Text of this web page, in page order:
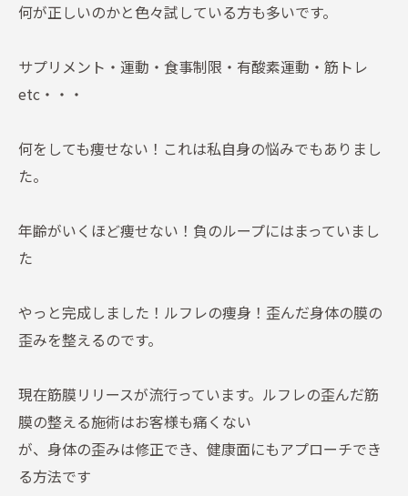
何が正しいのかと色々試している方も多いです。
サプリメント・運動・食事制限・有酸素運動・筋トレ
etc・・・
何をしても痩せない！これは私自身の悩みでもありまし
た。
年齢がいくほど痩せない！負のループにはまっていまし
た
やっと完成しました！ルフレの痩身！歪んだ身体の膜の
歪みを整えるのです。
現在筋膜リリースが流行っています。ルフレの歪んだ筋
膜の整える施術はお客様も痛くない
が、身体の歪みは修正でき、健康面にもアプローチでき
る方法です